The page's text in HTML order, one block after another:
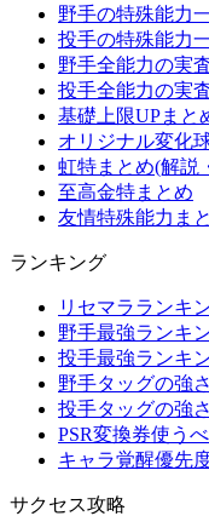
野手の特殊能力
投手の特殊能力
野手全能力の実
投手全能力の実
基礎上限UPまと
オリジナル変化
虹特まとめ(解説
至高金特まとめ
友情特殊能力ま
ランキング
リセマラランキ
野手最強ランキ
投手最強ランキ
野手タッグの強
投手タッグの強
PSR変換券使う
キャラ覚醒優先
サクセス攻略